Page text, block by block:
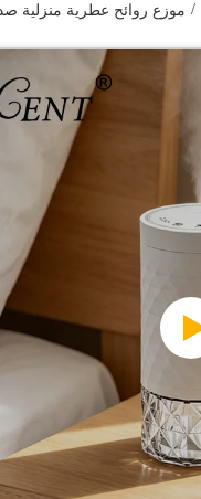
/ موزع روائح عطرية منزلية صديق للبيئة بسعة 80 مل وآلة